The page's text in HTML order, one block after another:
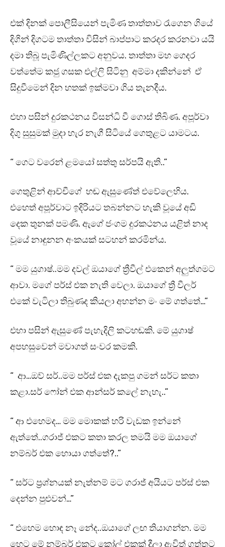
එක් දිනක් පොලීසියෙන් පැමිණ තාත්තාව රැගෙන ගියේ
දිගින් දිගටම තාත්තා විසින් බාප්පාට කරදර කරනවා යයි
දමා තිබූ පැමිණිල්ලකට අනුවය. තාත්තා මහ ගෙදර
වත්තේම කජු ගසක එල්ලි සිටිනු අම්මා දකින්නේ ඒ
සිදුවීමෙන් දින හතක් ඉක්මවා ගිය තැනදීය.
එහා පසින් දුරකථනය විසන්ධි වී ගොස් තිබිණ. අපූර්වා
දිගු සුසුමක් මුදා හැර නැගී සිටියේ ගෙතුළට යාමටය.
“ ගෙට වරෙන් ළමයෝ සත්තු සර්පයි ඇති..”
ගෙතුළින් ආච්චීගේ හඬ ඇසුණේත් එවේලෙහිය.
එහෙත් අපූර්වාට ඉදිරියට තබන්නට හැකි වූයේ අඩි
දෙක තුනක් පමණි. ඇගේ ජංගම දුරකථනය යළිත් නාද
වූයේ නාඳුනන අංකයක් සටහන් කරමින්ය.
“ මම යුගාෂ්..මම දවල් ඔයාගේ ත්‍රීවීල් එකෙන් අලුත්ගමට
ආවා. මගේ පර්ස් එක නැති වෙලා. ඔයාගේ ත්‍රී වීලර්
එකේ වැටිලා තිබුණද කියලා අහන්න මං මේ ගත්තේ…”
එහා පසින් ඇසුණේ පැහැදිලි කටහඬකි. මේ යුගාෂ්
අපහසුවෙන් මවාගත් සංවර කමකි.
“ ආ…ඔව් සර්..මම පර්ස් එක දැකපු ගමන් සර්ට කතා
කළා.සර් ෆෝන් එක ආන්සර් කලේ නැහැ..”
“ ආ එහෙමද… මම මොකක් හරි වැඩක ඉන්නේ
ඇත්තේ..ගරාජ් එකට කතා කරල තමයි මම ඔයාගේ
නම්බර් එක හොයා ගත්තේ?..”
“ සර්ට ප්‍රශ්නයක් නැත්නම් මට ගරාජ් අයියට පර්ස් එක
දෙන්න පුළුවන්…”
“ එහෙම හොඳ නෑ නේද..ඔයාගේ ලඟ තියාගන්න. මම
හෙට මේ නම්බර් එකට කෝල් එකක් දීලා ඇවිත් ගත්තට